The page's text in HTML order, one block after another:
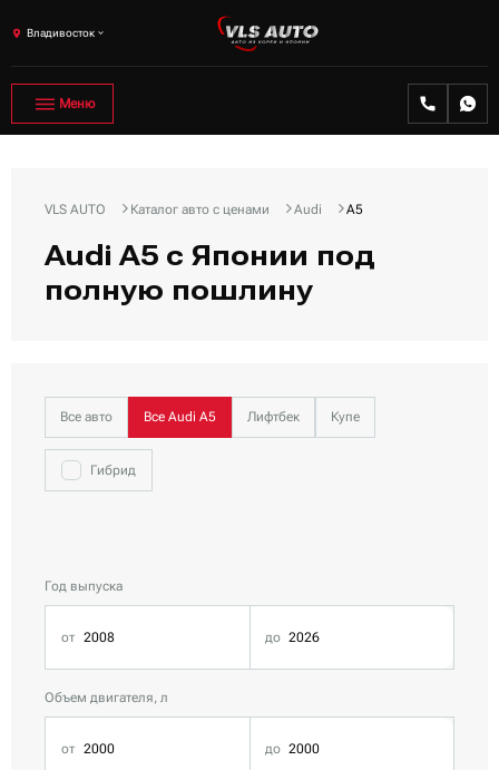
Владивосток
Меню
VLS AUTO Каталог авто с ценами Audi A5
Audi A5 с Японии под
полную пошлину
Все авто Все Audi A5 Лифтбек Купе
Гибрид
Год выпуска
Объем двигателя, л